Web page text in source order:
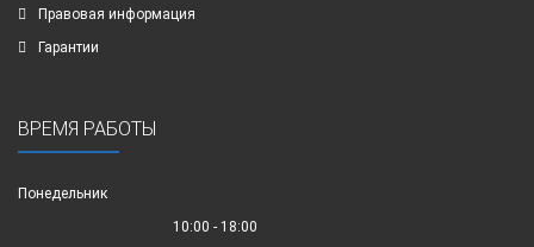
Правовая информация
Гарантии
ВРЕМЯ РАБОТЫ
Понедельник
10:00 - 18:00